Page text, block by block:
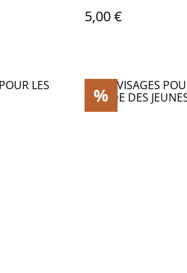
5,00 €
%